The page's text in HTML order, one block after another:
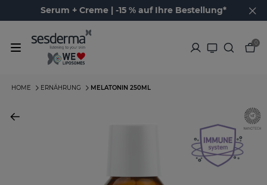
Serum + Creme | -15 % auf Ihre Bestellung*
0
HOME ERNÄHRUNG MELATONIN 250ML